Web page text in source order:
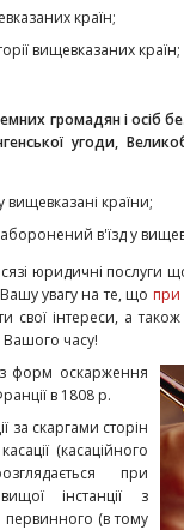
країн;
вищевказаних країн;
громадян і осіб
угоди,
вищевказані країни;
в'їзд у
юридичні послуги
Вашу увагу на те, що при
свої інтереси, а
Вашого часу!
форм оскарження
в 1808 р.
за скаргами сторін
(касаційного
при
інстанції з
первинного (в тому